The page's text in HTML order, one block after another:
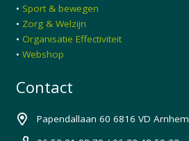
• Sport & bewegen
• Zorg & Welzijn
• Organisatie Effectiviteit
• Webshop
Contact
Papendallaan 60 6816 VD Arnhem